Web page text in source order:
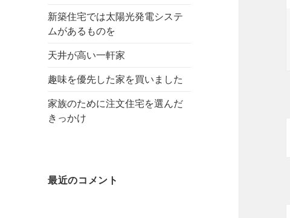
新築住宅では太陽光発電システ
ムがあるものを
天井が高い一軒家
趣味を優先した家を買いました
家族のために注文住宅を選んだ
きっかけ
最近のコメント